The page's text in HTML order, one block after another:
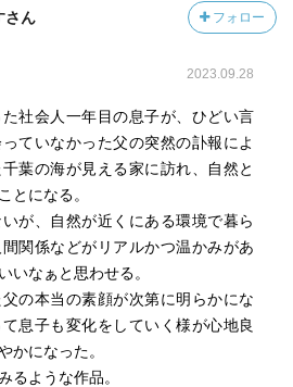
さん フォロー
2023.09.28
社会人一年目の息子が、ひどい言
ていなかった父の突然の訃報によ
葉の海が見える家に訪れ、自然と
とになる。
が、自然が近くにある環境で暮ら
関係などがリアルかつ温かみがあ
いなぁと思わせる。
の本当の素顔が次第に明らかにな
息子も変化をしていく様が心地良
かになった。
るような作品。